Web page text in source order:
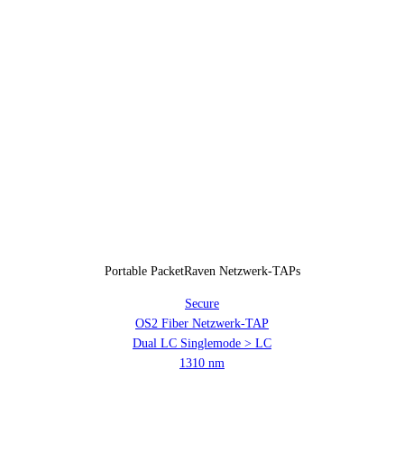
Portable PacketRaven Netzwerk-TAPs
Secure
OS2 Fiber Netzwerk-TAP
Dual LC Singlemode > LC
1310 nm